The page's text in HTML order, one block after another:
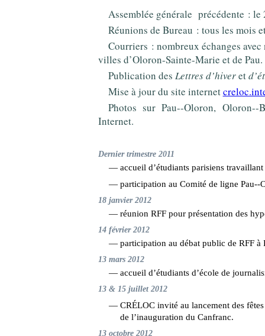
Assemblée générale précédente : le
Réunions de Bureau : tous les mois
Courriers : nombreux échanges
villes d’Oloron-Sainte-Marie et de Pau.
Publication des Lettres d’hiveret
Mise à jour du site internet
Photos sur Pau--Oloron,
Internet.
Dernier trimestre 2011
— accueil d’étudiants parisiens
— participation au Comité de ligne Pau--
18 janvier 2012
— réunion RFF pour présentation des
14 février 2012
— participation au débat public de RFF
13 mars 2012
— accueil d’étudiants d’école de
13 & 15 juillet 2012
— CRÉLOC invité au lancement des
de l’inauguration du Canfranc.
13 octobre 2012